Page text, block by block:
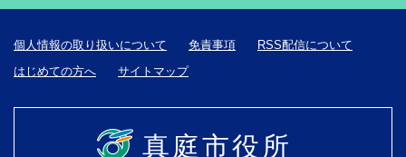
個人情報の取り扱いについて 免責事項
RSS配信について
はじめての方へ
サイトマップ
真庭市役所